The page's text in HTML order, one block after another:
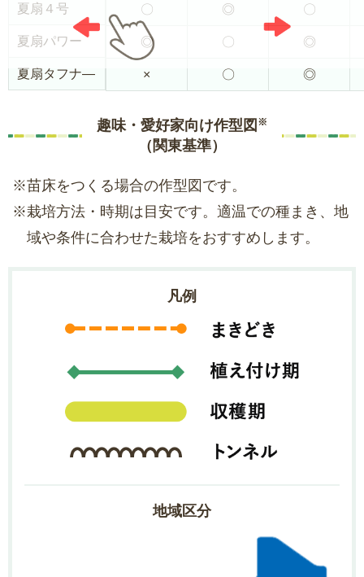
夏扇４号
夏扇パワー
夏扇タフナ―
〇 ◎ 〇
◎ 〇 ◎
× 〇 ◎
趣味・愛好家向け作型図 ※
（関東基準）
※苗床をつくる場合の作型図です。
※栽培方法・時期は目安です。適温での種まき、地
域や条件に合わせた栽培をおすすめします。
凡例
地域区分